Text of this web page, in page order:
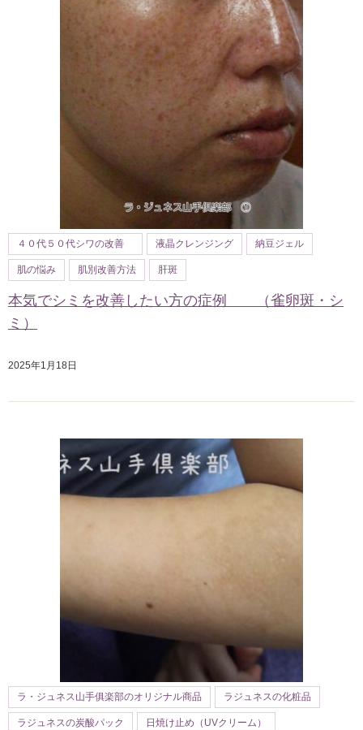
４０代５０代シワの改善 液晶クレンジング 納豆ジェル
肌の悩み 肌別改善方法 肝斑
本気でシミを改善したい方の症例 （雀卵斑・シ
ミ）
2025年1月18日
ラ・ジュネス山手俱楽部のオリジナル商品 ラジュネスの化粧品
ラジュネスの炭酸パック 日焼け止め（UVクリーム）